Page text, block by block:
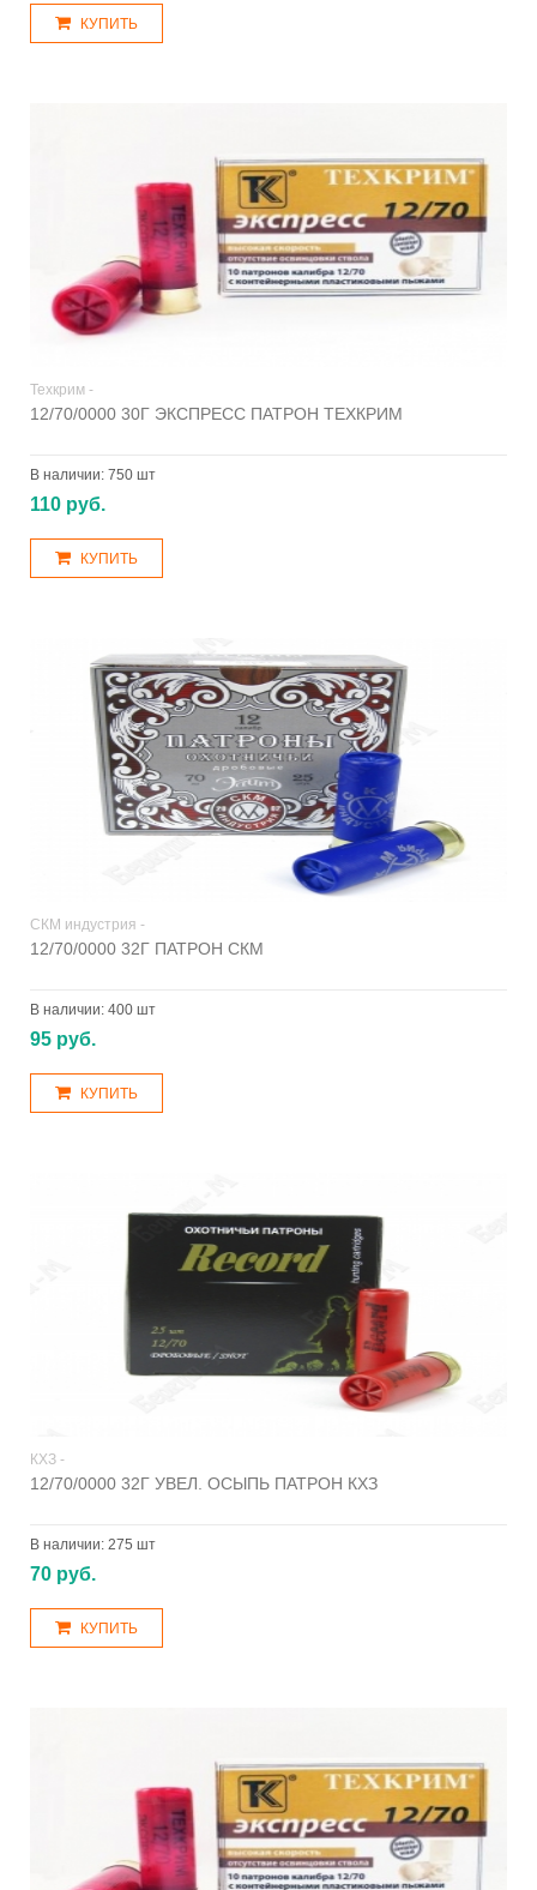
КУПИТЬ
Техкрим -
12/70/0000 30Г ЭКСПРЕСС ПАТРОН ТЕХКРИМ
В наличии: 750 шт
110 руб.
КУПИТЬ
СКМ индустрия -
12/70/0000 32Г ПАТРОН СКМ
В наличии: 400 шт
95 руб.
КУПИТЬ
КХЗ -
12/70/0000 32Г УВЕЛ. ОСЫПЬ ПАТРОН КХЗ
В наличии: 275 шт
70 руб.
КУПИТЬ